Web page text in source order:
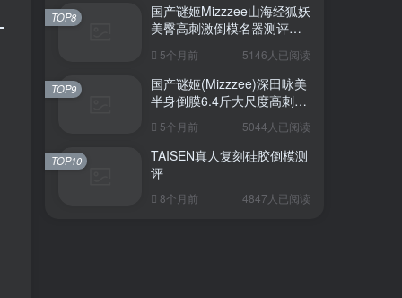
国产谜姬Mizzzee山海经狐妖
美臀高刺激倒模名器测评报
5个月前 5146人已阅读
TOP8
国产谜姬(Mizzzee)深田咏美
半身倒膜6.4斤大尺度高刺激
5个月前 5044人已阅读
TOP9
TAISEN真人复刻硅胶倒模测
评
8个月前 4847人已阅读
TOP10